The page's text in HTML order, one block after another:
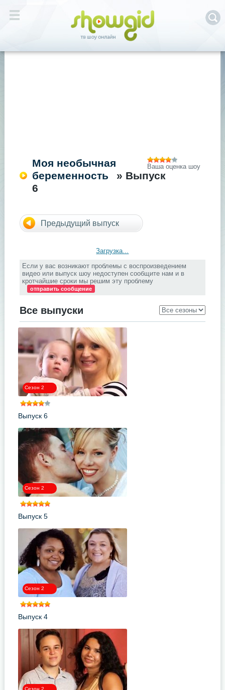
Моя необычная
беременность
» Выпуск
6
Ваша оценка шоу
Предыдущий выпуск
Загрузка...
Если у вас возникают проблемы с воспроизведением
видео или выпуск шоу недоступен сообщите нам и в
кротчайшие сроки мы решим эту проблему
отправить сообщение
Все выпуски
Сезон 2
Выпуск 6
Сезон 2
Выпуск 5
Сезон 2
Выпуск 4
Сезон 2